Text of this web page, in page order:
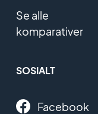
Se alle
komparativer
SOSIALT
Facebook